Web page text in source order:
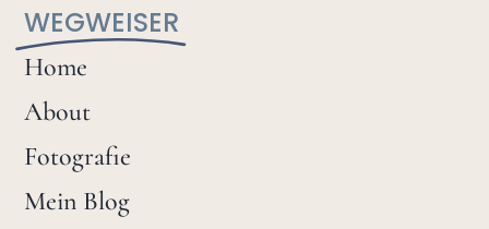
WEGWEISER
Home
About
Fotografie
Mein Blog